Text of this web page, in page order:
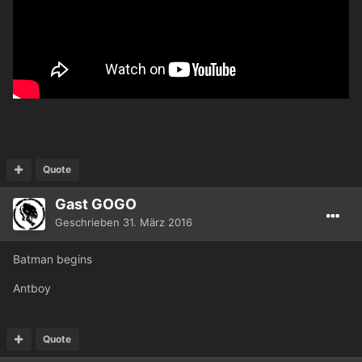
Quote
Gast GOGO
Geschrieben 31. März 2016
Batman begins
Antboy
Quote